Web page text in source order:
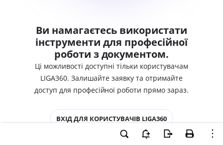
Ви намагаєтесь використати
інструменти для професійної
роботи з документом.
Ці можливості доступні тільки користувачам
LIGA360. Залишайте заявку та отримайте
доступ для професійної роботи прямо зараз.
ВХІД ДЛЯ КОРИСТУВАЧІВ LIGA360
ХОЧУ СПРОБУВАТИ LIGA360 - ОТРИМАТИ